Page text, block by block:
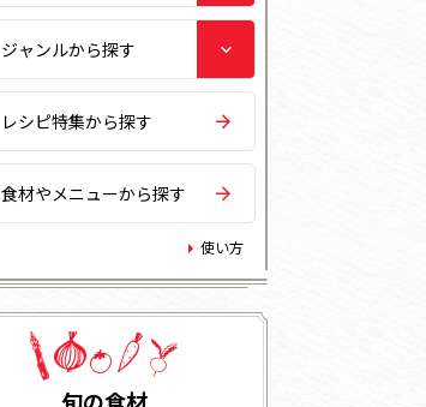
レシピ特集から探す
食材やメニューから探す
使い方